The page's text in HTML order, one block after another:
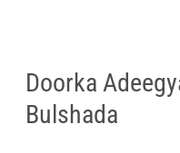
Doorka
Bulshada